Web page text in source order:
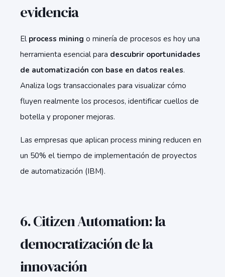
evidencia
El process mining o minería de procesos es hoy una
herramienta esencial para descubrir oportunidades
de automatización con base en datos reales.
Analiza logs transaccionales para visualizar cómo
fluyen realmente los procesos, identificar cuellos de
botella y proponer mejoras.
Las empresas que aplican process mining reducen en
un 50% el tiempo de implementación de proyectos
de automatización (IBM).
6. Citizen Automation: la
democratización de la
innovación